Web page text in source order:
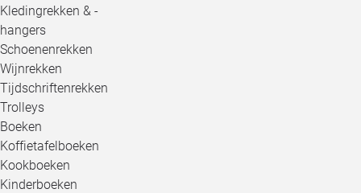
Kledingrekken & -
hangers
Schoenenrekken
Wijnrekken
Tijdschriftenrekken
Trolleys
Boeken
Koffietafelboeken
Kookboeken
Kinderboeken